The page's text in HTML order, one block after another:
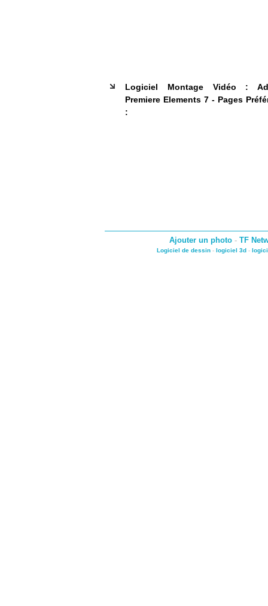
Logiciel Montage Vidéo :
Premiere Elements 7 - Pages
:
Ajouter un photo - TF
Logiciel de dessin - logiciel 3d -